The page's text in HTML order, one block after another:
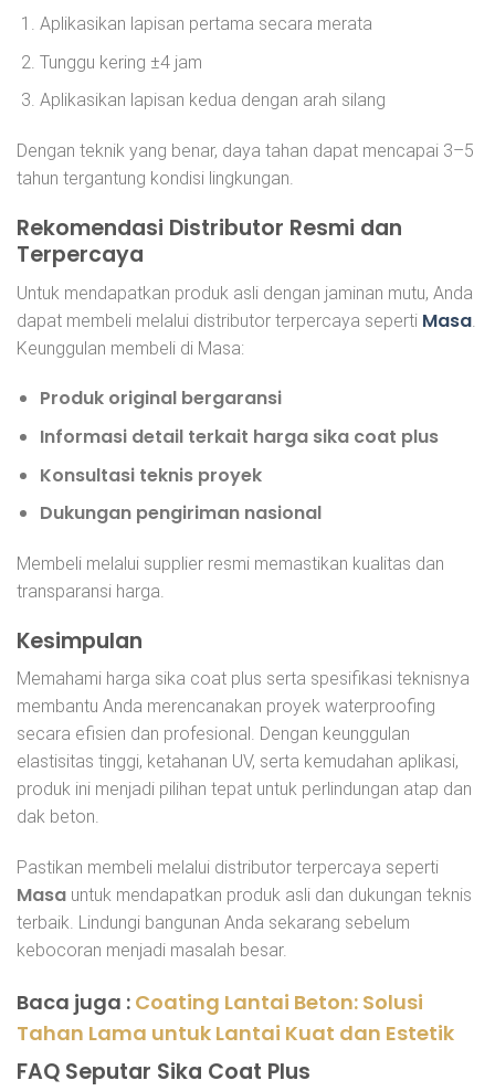
Aplikasikan lapisan pertama secara merata
Tunggu kering ±4 jam
Aplikasikan lapisan kedua dengan arah silang
Dengan teknik yang benar, daya tahan dapat mencapai 3–5
tahun tergantung kondisi lingkungan.
Rekomendasi Distributor Resmi dan
Terpercaya
Untuk mendapatkan produk asli dengan jaminan mutu, Anda
dapat membeli melalui distributor terpercaya seperti Masa
Keunggulan membeli di Masa:
Produk original bergaransi
Informasi detail terkait harga sika coat plus
Konsultasi teknis proyek
Dukungan pengiriman nasional
Membeli melalui supplier resmi memastikan kualitas dan
transparansi harga.
Kesimpulan
Memahami harga sika coat plus serta spesifikasi teknisnya
membantu Anda merencanakan proyek waterproofing
secara efisien dan profesional. Dengan keunggulan
elastisitas tinggi, ketahanan UV, serta kemudahan aplikasi,
produk ini menjadi pilihan tepat untuk perlindungan atap dan
dak beton.
Pastikan membeli melalui distributor terpercaya seperti
Masa untuk mendapatkan produk asli dan dukungan teknis
terbaik. Lindungi bangunan Anda sekarang sebelum
kebocoran menjadi masalah besar.
Baca juga : Coating Lantai Beton: Solusi
Tahan Lama untuk Lantai Kuat dan Estetik
FAQ Seputar Sika Coat Plus